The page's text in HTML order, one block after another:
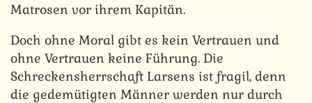
Matrosen vor ihrem Kapitän.
Doch ohne Moral gibt es kein Vertrauen und
ohne Vertrauen keine Führung. Die
Schreckensherrschaft Larsens ist fragil, denn
die gedemütigten Männer werden nur durch